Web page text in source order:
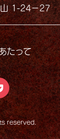
山 1-24−27
たって
reserved.